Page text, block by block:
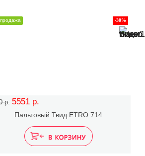
р. 5551 р.
-30%
Пальтовый Твид ETRO 714